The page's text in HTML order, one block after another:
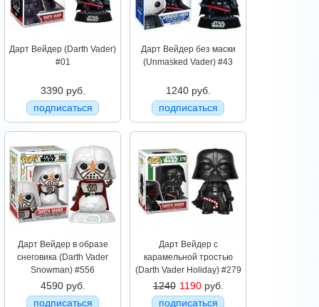
Дарт Вейдер (Darth Vader)
#01
3390 руб.
подписаться
Дарт Вейдер без маски
(Unmasked Vader) #43
1240 руб.
подписаться
Дарт Вейдер в образе
снеговика (Darth Vader
Snowman) #556
4590 руб.
подписаться
Дарт Вейдер с
карамельной тростью
(Darth Vader Holiday) #279
1240 1190руб.
подписаться